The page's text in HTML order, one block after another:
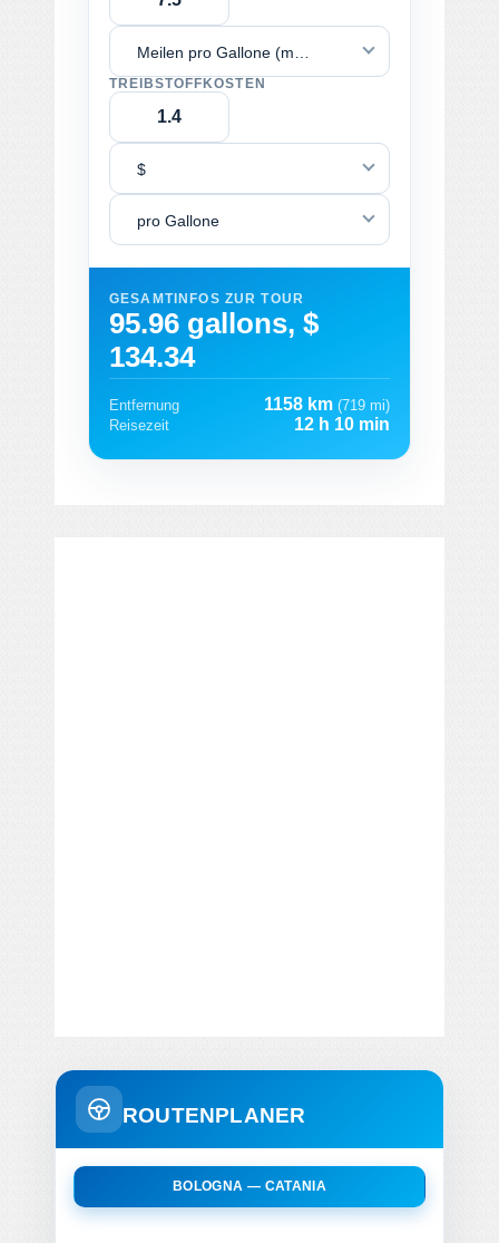
TREIBSTOFFKOSTEN
$
pro Gallone
GESAMTINFOS ZUR TOUR
95.96 gallons, $
134.34
Entfernung 1158 km (719 mi)
Reisezeit
12 h 10 min
ROUTENPLANER
BOLOGNA — CATANIA